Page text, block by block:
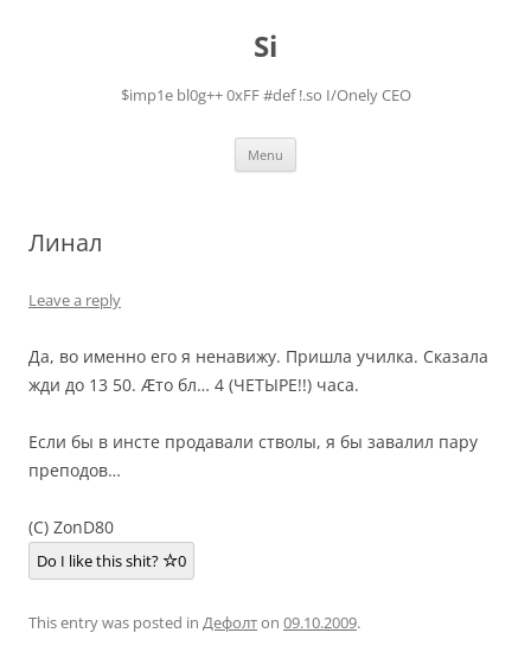
Si
$imp1e bl0g++ 0xFF #def !.so I/Onely CEO
Menu
Линал
Leave a reply
Да, во именно его я ненавижу. Пришла училка. Сказала
жди до 13 50. Ӕто бл… 4 (ЧЕТЫРЕ!!) часа.
Если бы в инсте продавали стволы, я бы завалил пару
преподов…
(C) ZonD80
Do I like this shit? 0
This entry was posted in Дефолтon 09.10.2009.